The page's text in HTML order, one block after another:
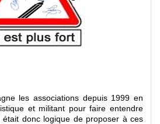
les associations depuis 1999 en
et militant pour faire entendre
était donc logique de proposer à ces